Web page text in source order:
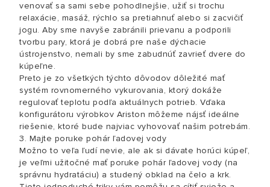
venovať sa sami sebe pohodlnejšie, užiť si trochu
relaxácie, masáž, rýchlo sa pretiahnuť alebo si zacvičiť
jogu. Aby sme navyše zabránili prievanu a podporili
tvorbu pary, ktorá je dobrá pre naše dýchacie
ústrojenstvo, nemali by sme zabudnúť zavrieť dvere do
kúpeľne.
Preto je zo všetkých týchto dôvodov dôležité mať
systém rovnomerného vykurovania, ktorý dokáže
regulovať teplotu podľa aktuálnych potrieb. Vďaka
konfigurátoru výrobkov Ariston môžeme nájsť ideálne
riešenie, ktoré bude najviac vyhovovať našim potrebám.
3. Majte poruke pohár ľadovej vody
Možno to veľa ľudí nevie, ale ak si dávate horúci kúpeľ,
je veľmi užitočné mať poruke pohár ľadovej vody (na
správnu hydratáciu) a studený obklad na čelo a krk.